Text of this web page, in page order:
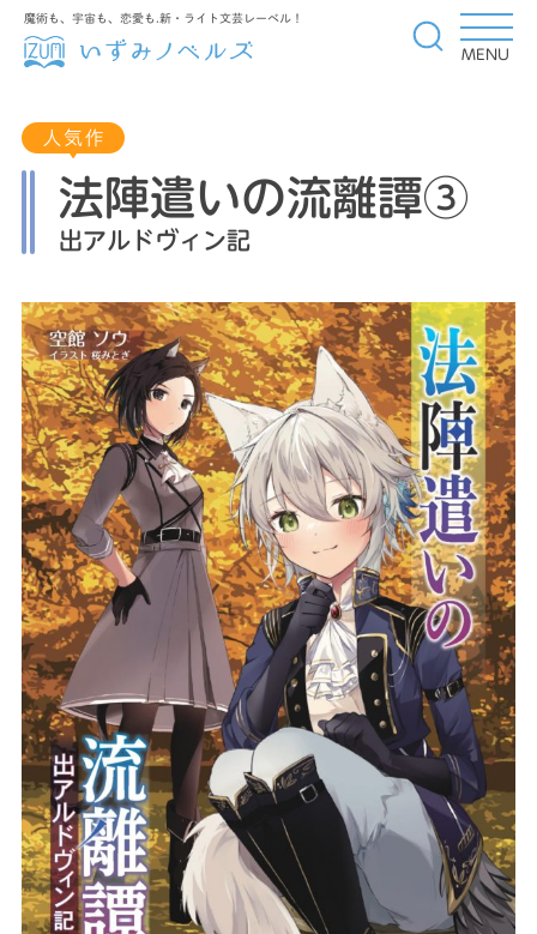
MENU
魔術も、宇宙も、恋愛も.新・ライト文芸レーベル！
法陣遣いの流離譚③
出アルドヴィン記